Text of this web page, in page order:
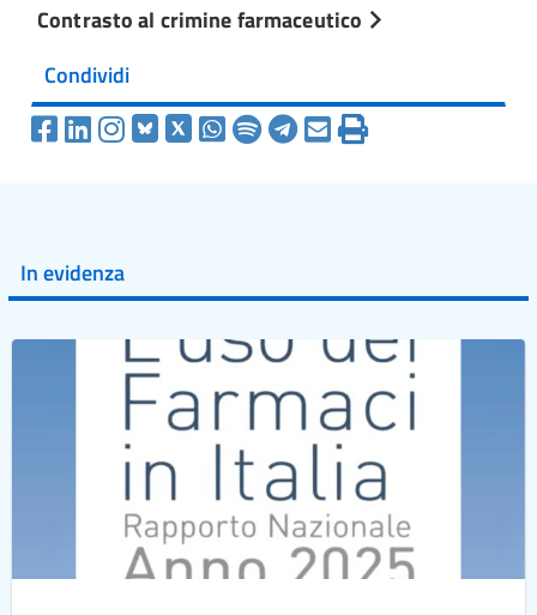
Contrasto al crimine farmaceutico
Condividi
In evidenza